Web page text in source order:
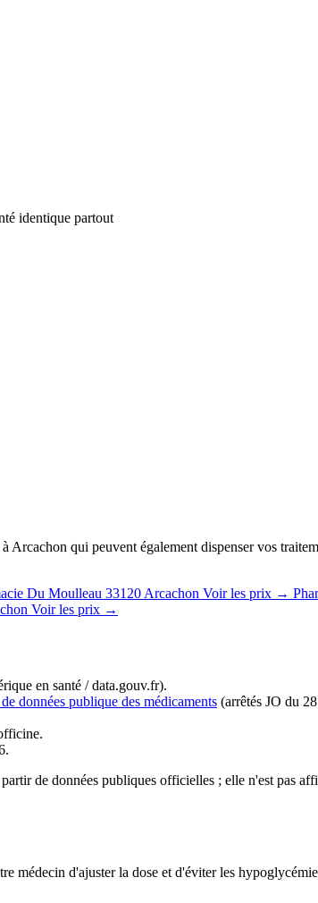
identique partout
qui peuvent également dispenser vos
Du Moulleau 33120 Arcachon Voir les prix →
Voir les prix →
en santé / data.gouv.fr).
données publique des médicaments (arrêtés JO du
de données publiques officielles ; elle n'est pas
d'ajuster la dose et d'éviter les